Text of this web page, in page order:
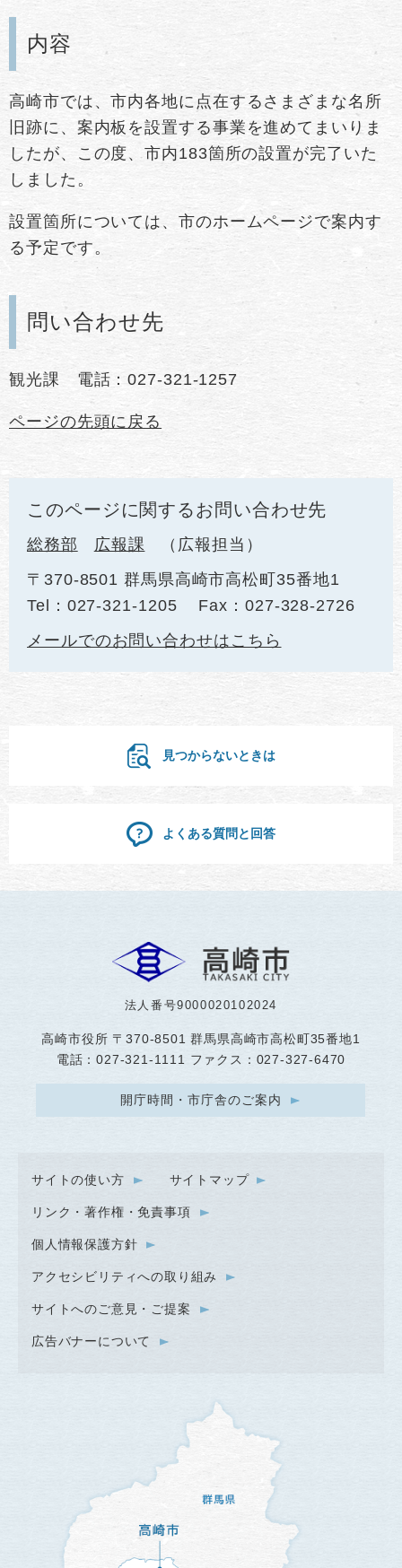
内容
高崎市では、市内各地に点在するさまざまな名所
旧跡に、案内板を設置する事業を進めてまいりま
したが、この度、市内183箇所の設置が完了いた
しました。
設置箇所については、市のホームページで案内す
る予定です。
問い合わせ先
観光課 電話：027-321-1257
ページの先頭に戻る
このページに関するお問い合わせ先
総務部 広報課
広報担当
〒370-8501 群馬県高崎市高松町35番地1
Tel：027-321-1205
Fax：027-328-2726
メールでのお問い合わせはこちら
見つからないときは
よくある質問と回答
法人番号9000020102024
高崎市役所 〒370-8501 群馬県高崎市高松町35番地1
電話：027-321-1111 ファクス：027-327-6470
開庁時間・市庁舎のご案内
サイトの使い方 サイトマップ
リンク・著作権・免責事項
個人情報保護方針
アクセシビリティへの取り組み
サイトへのご意見・ご提案
広告バナーについて